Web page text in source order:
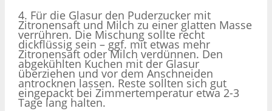
4. Für die Glasur den Puderzucker mit
Zitronensaft und Milch zu einer glatten Masse
verrühren. Die Mischung sollte recht
dickflüssig sein – ggf. mit etwas mehr
Zitronensaft oder Milch verdünnen. Den
abgekühlten Kuchen mit der Glasur
überziehen und vor dem Anschneiden
antrocknen lassen. Reste sollten sich gut
eingepackt bei Zimmertemperatur etwa 2-3
Tage lang halten.